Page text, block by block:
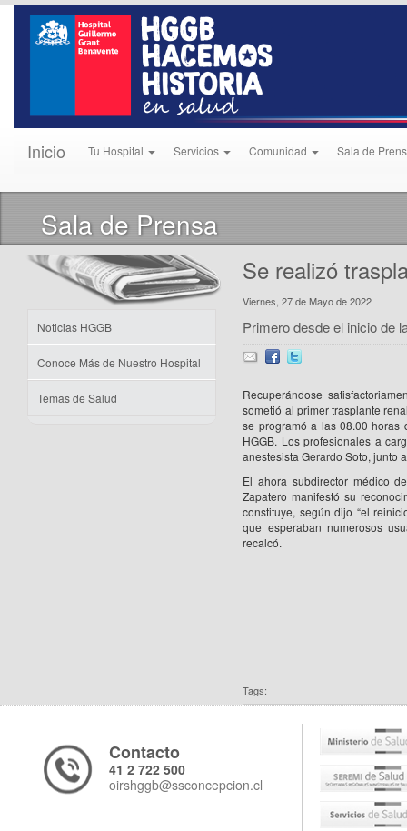
Inicio Tu Hospital Servicios Comunidad Sala de
Sala de Prensa
Noticias HGGB
Conoce Más de Nuestro Hospital
Temas de Salud
Se realizó
Viernes, 27 de Mayo de 2022
Primero desde el inicio de
Recuperándose
sometió al primer trasplante
se programó a las 08.00 horas
HGGB. Los profesionales a
anestesista Gerardo Soto, junto
El ahora subdirector médico
Zapatero manifestó su
constituye, según dijo “el
que esperaban numerosos
recalcó.
Tags:
Contacto
41 2 722 500
oirshggb@ssconcepcion.cl